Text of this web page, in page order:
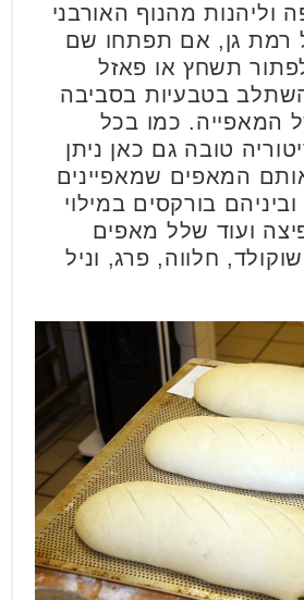
וליהנות מהנוף האורבני
רמת גן, אם תפתחו שם
לפתור תשחץ או פאזל
בטבעיות בסביבה
המאפייה. כמו בכל
טובה גם כאן ניתן
המאפים שמאפיינים
בורקסים במילוי
ועוד שלל מאפים
חלווה, פרג, וניל